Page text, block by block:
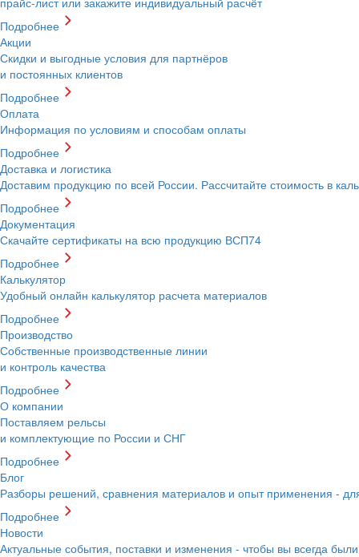
Подробнее
Акции
Скидки и выгодные условия для партнёров
и постоянных клиентов
Подробнее
Оплата
Информация по условиям и способам оплаты
Подробнее
Доставка и логистика
Доставим продукцию по всей России. Рассчитайте стоимость в
Подробнее
Документация
Скачайте сертификаты на всю продукцию ВСП74
Подробнее
Калькулятор
Удобный онлайн калькулятор расчета материалов
Подробнее
Производство
Собственные производственные линии
и контроль качества
Подробнее
О компании
Поставляем рельсы
и комплектующие по России и СНГ
Подробнее
Блог
Разборы решений, сравнения материалов и опыт применения -
Подробнее
Новости
Актуальные события, поставки и изменения - чтобы вы всегда